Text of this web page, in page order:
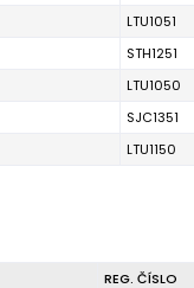
LTU1051
STH1251
LTU1050
SJC1351
LTU1150
REG. ČÍSLO